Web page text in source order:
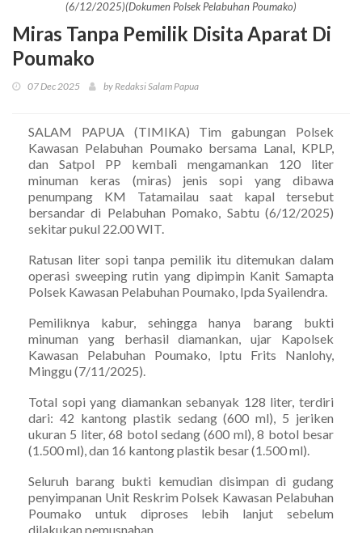
(6/12/2025)(Dokumen Polsek Pelabuhan Poumako)
Miras Tanpa Pemilik Disita Aparat Di
Poumako
07 Dec 2025 by Redaksi Salam Papua
SALAM PAPUA (TIMIKA) Tim gabungan Polsek
Kawasan Pelabuhan Poumako bersama Lanal, KPLP,
dan Satpol PP kembali mengamankan 120 liter
minuman keras (miras) jenis sopi yang dibawa
penumpang KM Tatamailau saat kapal tersebut
bersandar di Pelabuhan Pomako, Sabtu (6/12/2025)
sekitar pukul 22.00 WIT.
Ratusan liter sopi tanpa pemilik itu ditemukan dalam
operasi sweeping rutin yang dipimpin Kanit Samapta
Polsek Kawasan Pelabuhan Poumako, Ipda Syailendra.
Pemiliknya kabur, sehingga hanya barang bukti
minuman yang berhasil diamankan, ujar Kapolsek
Kawasan Pelabuhan Poumako, Iptu Frits Nanlohy,
Minggu (7/11/2025).
Total sopi yang diamankan sebanyak 128 liter, terdiri
dari: 42 kantong plastik sedang (600 ml), 5 jeriken
ukuran 5 liter, 68 botol sedang (600 ml), 8 botol besar
(1.500 ml), dan 16 kantong plastik besar (1.500 ml).
Seluruh barang bukti kemudian disimpan di gudang
penyimpanan Unit Reskrim Polsek Kawasan Pelabuhan
Poumako untuk diproses lebih lanjut sebelum
dilakukan pemusnahan.